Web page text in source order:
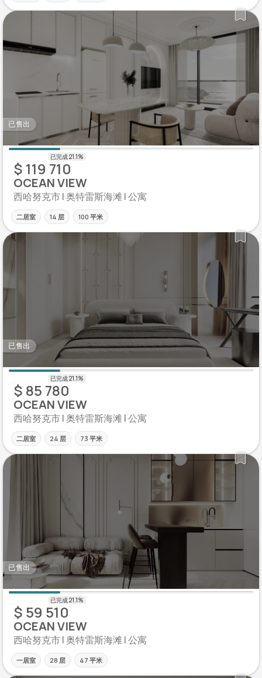
已售出
$ 119 710
OCEAN VIEW
西哈努克市 | 奥特雷斯海滩 | 公寓
二居室 14 层 100 平米
已售出
$ 85 780
OCEAN VIEW
西哈努克市 | 奥特雷斯海滩 | 公寓
二居室 24 层 73 平米
已售出
$ 59 510
OCEAN VIEW
西哈努克市 | 奥特雷斯海滩 | 公寓
一居室 28 层 47 平米